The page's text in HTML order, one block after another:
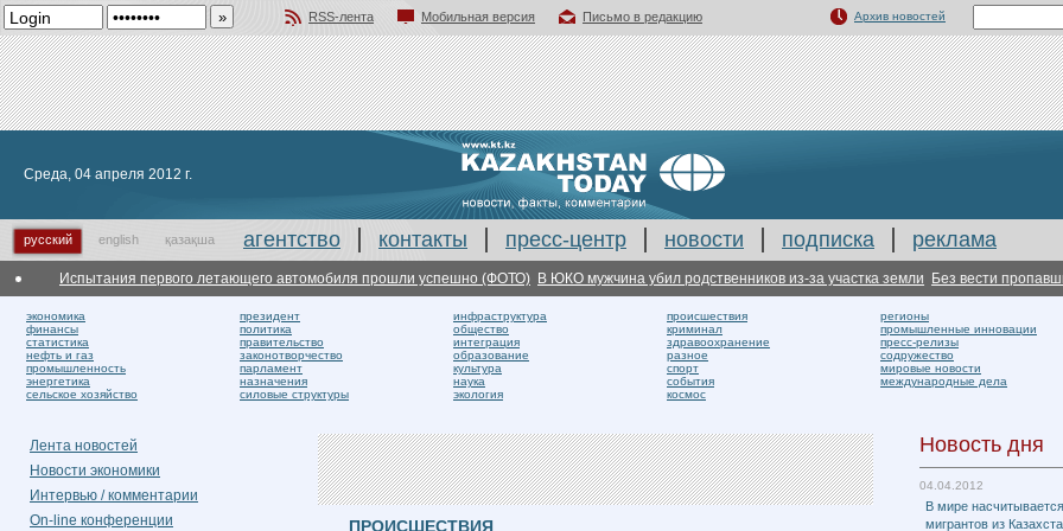
RSS-лента Мобильная версия
Письмо в редакцию
Архив новостей
Среда, 04 апреля 2012 г.
русский english қазақша агентство контакты пресс-центр новости подписка реклама
Испытания первого летающего автомобиля прошли успешно (ФОТО) В ЮКО мужчина убил родственников из-за участка земли Без вести пропавшие
экономика
финансы
статистика
нефть и газ
промышленность
энергетика
сельское хозяйство
президент
политика
правительство
законотворчество
парламент
назначения
силовые структуры
инфраструктура
общество
интеграция
образование
культура
наука
экология
происшествия
криминал
здравоохранение
разное
спорт
события
космос
регионы
промышленные инновации
пресс-релизы
содружество
мировые новости
международные дела
Лента новостей
Новости экономики
Интервью / комментарии
On-line конференции
ПРОИСШЕСТВИЯ
Новость дня
04.04.2012
В мире
мигрантов из